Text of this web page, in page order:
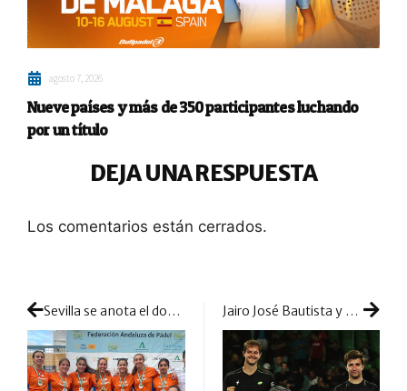
agosto 7, 2026
Nueve países y más de 350 participantes luchando
por un título
DEJA UNA RESPUESTA
Los comentarios están cerrados.
Sevilla se anota el doblete en la cita provincial absoluta Jairo José Bautista y Enrique Goenaga dinamitan el debut de Tello y Navarro con una amplia victoria